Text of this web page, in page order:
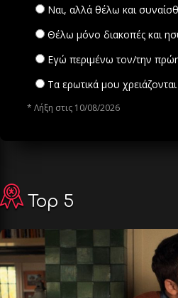
Ναι, αλλά θέλω και
Θέλω μόνο διακοπές και
Εγώ περιμένω τον/την
Τα ερωτικά μου
* Λήξη στις 10/08/2026
Top 5